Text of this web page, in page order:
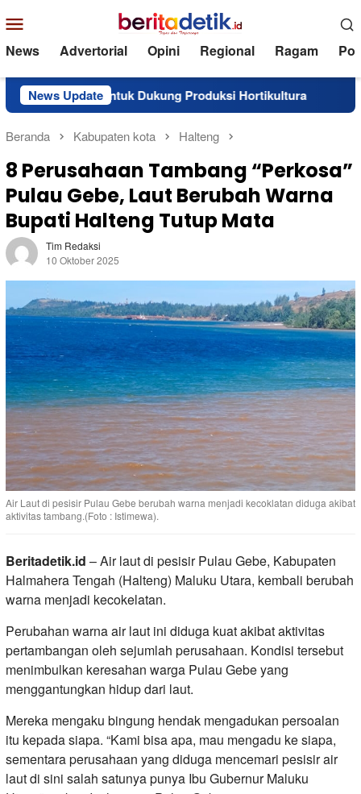
ke
kontenMobile
News Advertorial Opini Regional Ragam
News Update
Produksi Hortikultura Perkuat Karakter
Beranda Kabupaten kota Halteng
8 Perusahaan Tambang “Perkosa”
Pulau Gebe, Laut Berubah Warna
Bupati Halteng Tutup Mata
Tim Redaksi
10 Oktober 2025
Air Laut di pesisir Pulau Gebe berubah warna menjadi kecoklatan diduga akibat
aktivitas tambang.(Foto : Istimewa).
Beritadetik.id – Air laut di pesisir Pulau Gebe, Kabupaten
Halmahera Tengah (Halteng) Maluku Utara, kembali berubah
warna menjadi kecokelatan.
Perubahan warna air laut ini diduga kuat akibat aktivitas
pertambangan oleh sejumlah perusahaan. Kondisi tersebut
menimbulkan keresahan warga Pulau Gebe yang
menggantungkan hidup dari laut.
Mereka mengaku bingung hendak mengadukan persoalan
itu kepada siapa. “Kami bisa apa, mau mengadu ke siapa,
sementara perusahaan yang diduga mencemari pesisir air
laut di sini salah satunya punya Ibu Gubernur Maluku